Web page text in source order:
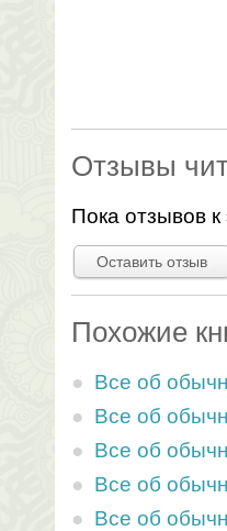
Отзывы
Пока отзывов к
Оставить отзыв
Похожие
Все об
Все об
Все об
Все об
Все об